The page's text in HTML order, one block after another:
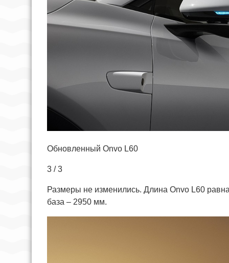
Обновленный Onvo L60
3 / 3
Размеры не изменились. Длина Onvo L60
база – 2950 мм.